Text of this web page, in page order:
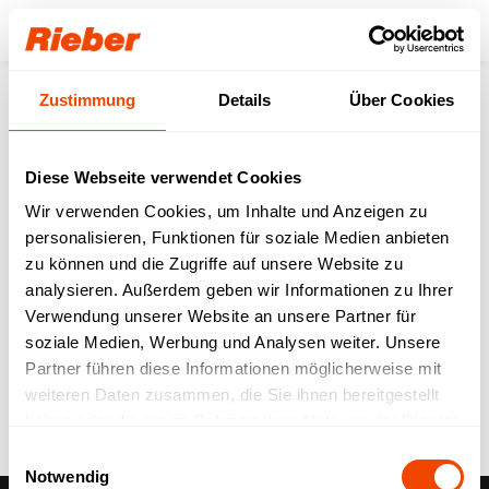
Zustimmung Details Über Cookies
Diese Webseite verwendet Cookies
Wir verwenden Cookies, um Inhalte und Anzeigen zu
personalisieren, Funktionen für soziale Medien anbieten
zu können und die Zugriffe auf unsere Website zu
analysieren. Außerdem geben wir Informationen zu Ihrer
Verwendung unserer Website an unsere Partner für
soziale Medien, Werbung und Analysen weiter. Unsere
Partner führen diese Informationen möglicherweise mit
weiteren Daten zusammen, die Sie ihnen bereitgestellt
Notwendig
Login
Digitale HACCP bei TOK
Döner Catering
Referenzen 01.02.2023